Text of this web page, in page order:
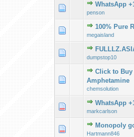
WhatsApp
penson
100% Pure
megaisland
dumpstop10
Click to Buy
Amphetamine
chemsolution
WhatsApp
markcarlson
Monopoly
Hartmann846